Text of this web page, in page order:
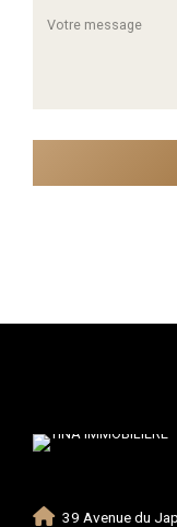
39 Avenue du